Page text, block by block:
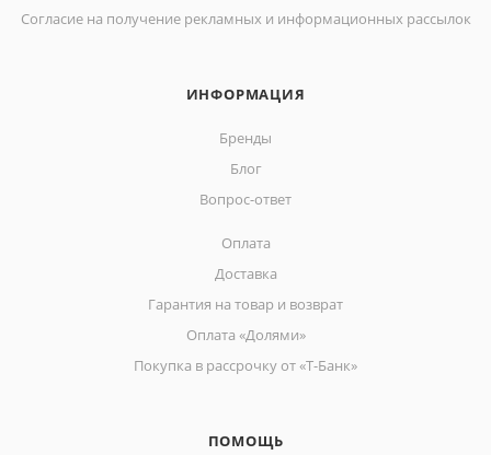
Согласие на получение рекламных и информационных рассылок
ИНФОРМАЦИЯ
Бренды
Блог
Вопрос-ответ
Оплата
Доставка
Гарантия на товар и возврат
Оплата «Долями»
Покупка в рассрочку от «Т-Банк»
ПОМОЩЬ